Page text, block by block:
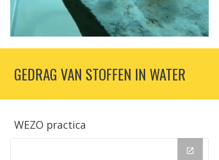
GEDRAG VAN STOFFEN IN WATER
WEZO practica